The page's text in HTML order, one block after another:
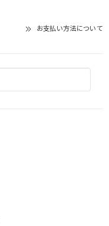
お支払い方法について